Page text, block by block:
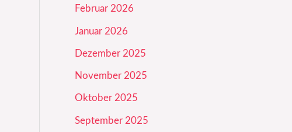
Februar 2026
Januar 2026
Dezember 2025
November 2025
Oktober 2025
September 2025